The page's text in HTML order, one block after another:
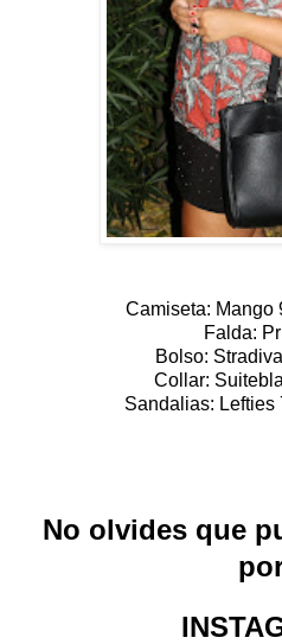
Camiseta: Mango
Falda:
Bolso:
Collar:
Sandalias: Lefties
No olvides que